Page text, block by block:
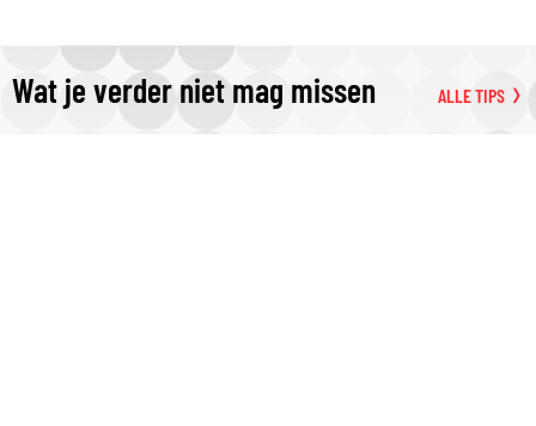
Wat je verder niet mag missen ALLE TIPS